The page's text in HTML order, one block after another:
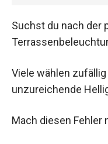
Suchst du nach der
Viele wählen
unzureichende
Mach diesen Fehler